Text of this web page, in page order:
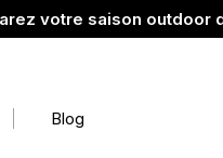
votre saison outdoor
Blog